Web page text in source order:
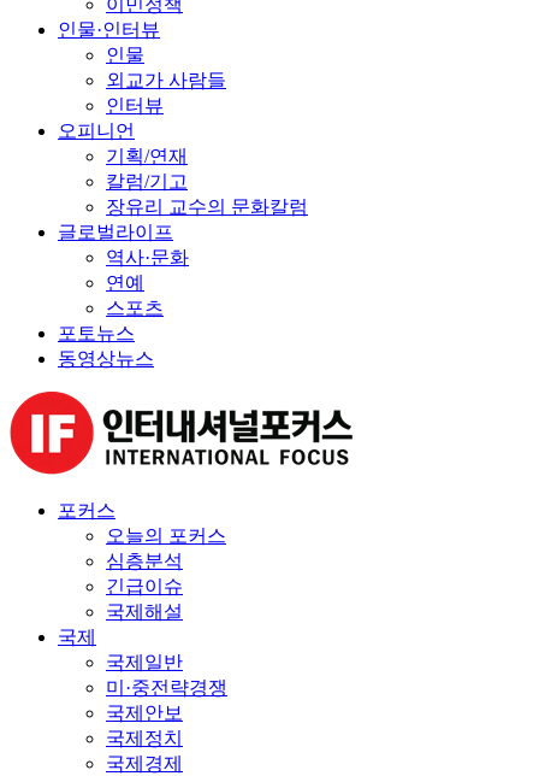
인물·인터뷰
인물
외교가 사람들
인터뷰
오피니언
기획/연재
칼럼/기고
장유리 교수의 문화칼럼
글로벌라이프
역사·문화
연예
스포츠
포토뉴스
동영상뉴스
포커스
오늘의 포커스
심층분석
긴급이슈
국제해설
국제
국제일반
미·중전략경쟁
국제안보
국제정치
국제경제